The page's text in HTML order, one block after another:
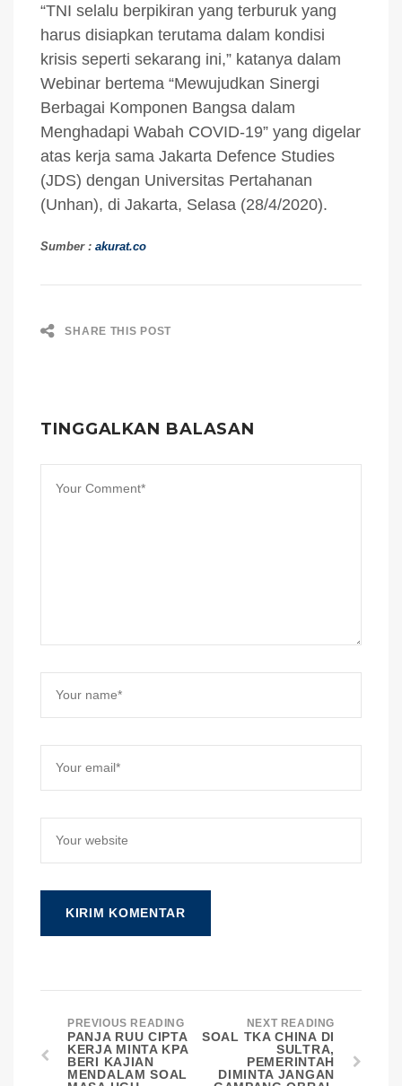
“TNI selalu berpikiran yang terburuk yang
harus disiapkan terutama dalam kondisi
krisis seperti sekarang ini,” katanya dalam
Webinar bertema “Mewujudkan Sinergi
Berbagai Komponen Bangsa dalam
Menghadapi Wabah COVID-19” yang digelar
atas kerja sama Jakarta Defence Studies
(JDS) dengan Universitas Pertahanan
(Unhan), di Jakarta, Selasa (28/4/2020).
Sumber : akurat.co
SHARE THIS POST
TINGGALKAN BALASAN
PREVIOUS READING
PANJA RUU CIPTA
KERJA MINTA KPA
BERI KAJIAN
MENDALAM SOAL
NEXT READING
SOAL TKA CHINA DI
SULTRA,
PEMERINTAH
DIMINTA JANGAN